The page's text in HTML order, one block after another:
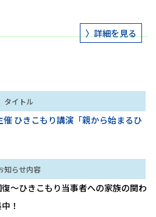
催 ひきこもり講演「親から始まるひ
復～ひきこもり当事者への家族の関わ
！